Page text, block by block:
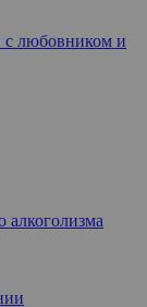
с любовником и